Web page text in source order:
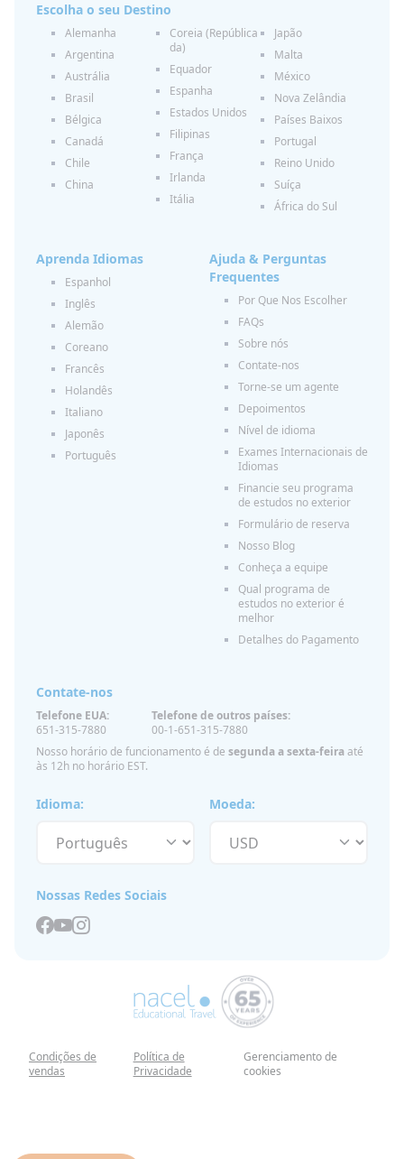
Escolha o seu Destino
Alemanha
Argentina
Austrália
Brasil
Bélgica
Canadá
Chile
China
Coreia (República
da)
Equador
Espanha
Estados Unidos
Filipinas
França
Irlanda
Itália
Japão
Malta
México
Nova Zelândia
Países Baixos
Portugal
Reino Unido
Suíça
África do Sul
Aprenda Idiomas
Espanhol
Inglês
Alemão
Coreano
Francês
Holandês
Italiano
Japonês
Português
Ajuda & Perguntas
Frequentes
Por Que Nos Escolher
FAQs
Sobre nós
Contate-nos
Torne-se um agente
Depoimentos
Nível de idioma
Exames Internacionais de
Idiomas
Financie seu programa
de estudos no exterior
Formulário de reserva
Nosso Blog
Conheça a equipe
Qual programa de
estudos no exterior é
melhor
Detalhes do Pagamento
Idioma: Moeda:
Contate-nos
Telefone EUA:
651-315-7880
Telefone de outros países:
00-1-651-315-7880
Nosso horário de funcionamento é de segunda a sexta-feiraaté
às 12h no horário EST.
Nossas Redes Sociais
Condições de
vendas
Política de
Privacidade
Gerenciamento de
cookies